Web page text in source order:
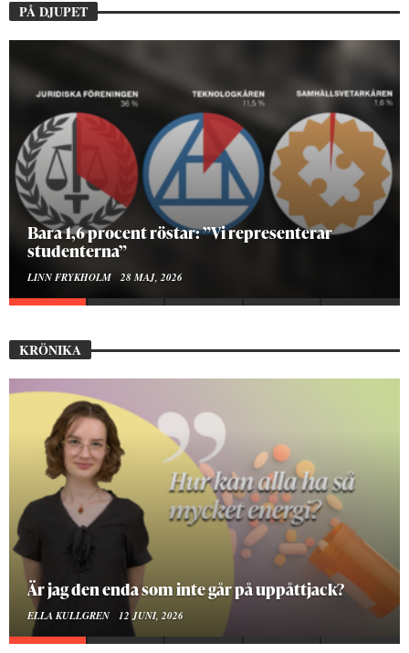
PÅ DJUPET
Hur bygger man en Lundakarneval?
ELISE RALSTON SAMUELSON 24 MAJ, 2026
KRÖNIKA
På stadsbiblioteket hittar jag det mänskliga
MOA LINDROTH 10 JUNI, 2026